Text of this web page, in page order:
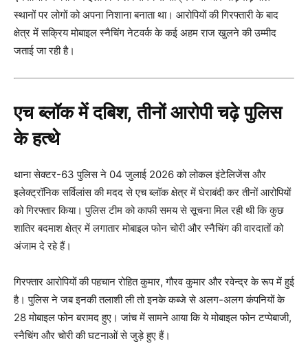
स्थानों पर लोगों को अपना निशाना बनाता था। आरोपियों की गिरफ्तारी के बाद
क्षेत्र में सक्रिय मोबाइल स्नैचिंग नेटवर्क के कई अहम राज खुलने की उम्मीद
जताई जा रही है।
एच ब्लॉक में दबिश, तीनों आरोपी चढ़े पुलिस
के हत्थे
थाना सेक्टर-63 पुलिस ने 04 जुलाई 2026 को लोकल इंटेलिजेंस और
इलेक्ट्रॉनिक सर्विलांस की मदद से एच ब्लॉक क्षेत्र में घेराबंदी कर तीनों आरोपियों
को गिरफ्तार किया। पुलिस टीम को काफी समय से सूचना मिल रही थी कि कुछ
शातिर बदमाश क्षेत्र में लगातार मोबाइल फोन चोरी और स्नैचिंग की वारदातों को
अंजाम दे रहे हैं।
गिरफ्तार आरोपियों की पहचान रोहित कुमार, गौरव कुमार और रवेन्द्र के रूप में हुई
है। पुलिस ने जब इनकी तलाशी ली तो इनके कब्जे से अलग-अलग कंपनियों के
28 मोबाइल फोन बरामद हुए। जांच में सामने आया कि ये मोबाइल फोन टप्पेबाजी,
स्नैचिंग और चोरी की घटनाओं से जुड़े हुए हैं।